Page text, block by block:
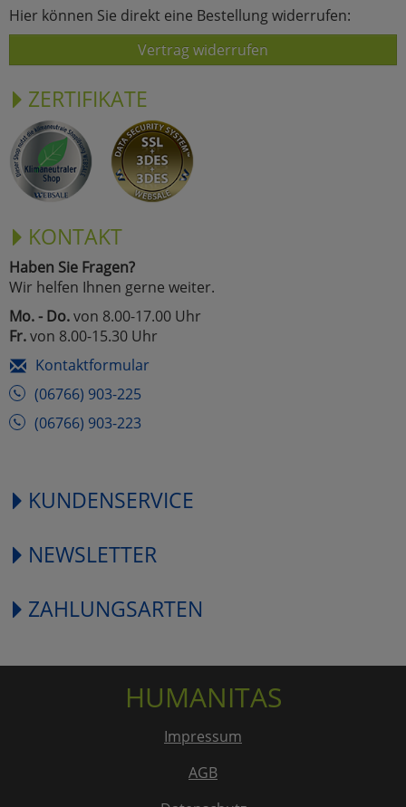
Hier können Sie direkt eine Bestellung widerrufen:
Vertrag widerrufen
ZERTIFIKATE
KONTAKT
Haben Sie Fragen?
Wir helfen Ihnen gerne weiter.
Mo. - Do.von 8.00-17.00 Uhr
Fr.von 8.00-15.30 Uhr
Kontaktformular
(06766) 903-225
(06766) 903-223
KUNDENSERVICE
NEWSLETTER
ZAHLUNGSARTEN
HUMANITAS
Impressum
AGB